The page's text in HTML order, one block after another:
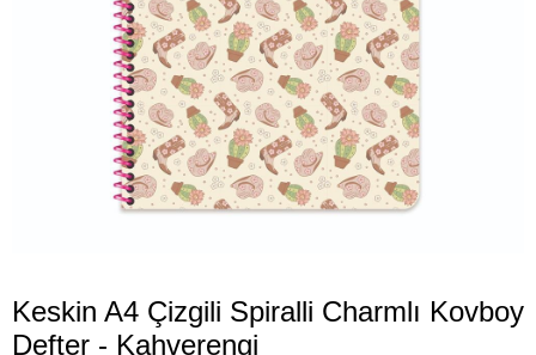
Keskin A4 Çizgili Spiralli Charmlı Kovboy
Defter - Kahverengi